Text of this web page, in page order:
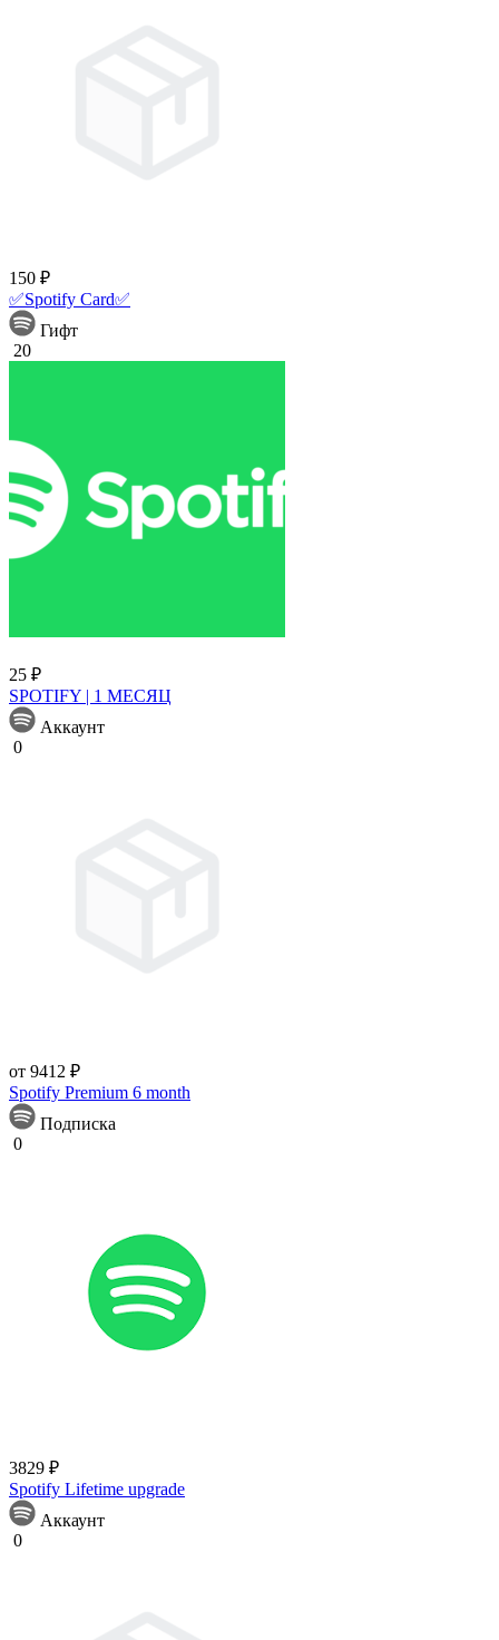
150 ₽
✅Spotify Card✅
Гифт
20
25 ₽
SPOTIFY | 1 МЕСЯЦ
Аккаунт
0
от 9412 ₽
Spotify Premium 6 month
Подписка
0
3829 ₽
Spotify Lifetime upgrade
Аккаунт
0